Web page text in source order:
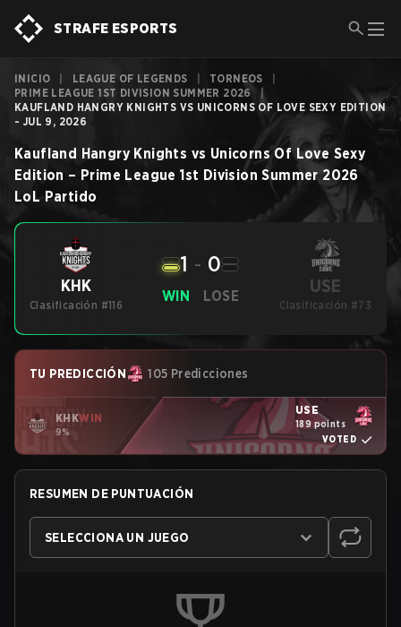
STRAFE ESPORTS
INICIO LEAGUE OF LEGENDS TORNEOS
PRIME LEAGUE 1ST DIVISION SUMMER 2026
|
KAUFLAND HANGRY KNIGHTS VS UNICORNS OF LOVE SEXY EDITION
- JUL 9, 2026
Kaufland Hangry Knights vs Unicorns Of Love Sexy
Edition – Prime League 1st Division Summer 2026
LoL Partido
KHK
Clasificación #116
WIN
1 - 0
LOSE USE
Clasificación #73
TU PREDICCIÓN 105 Predicciones
KHKWIN
9%
USE
189 points
VOTED
RESUMEN DE PUNTUACIÓN
SELECCIONA UN JUEGO